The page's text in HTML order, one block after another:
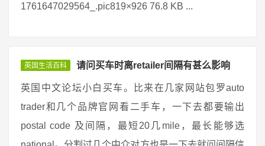
1761647029564_.pic819×926 76.8 KB ...
英国生活百科 请问买车时离retailer间隔有甚么影响
英国中文论坛小白买车。比来在几家网站包罗auto
trader和几个品牌官网看二手车，一下去都要输出
postal code 及间隔，最短20几mile，最长能够选